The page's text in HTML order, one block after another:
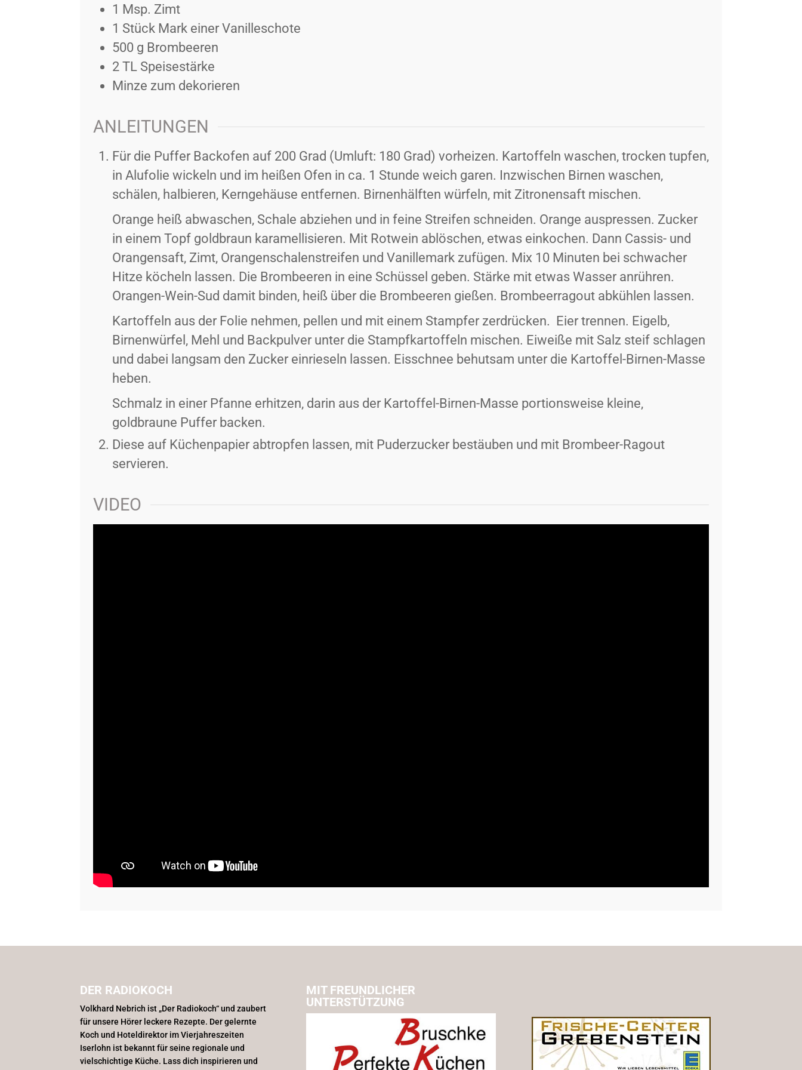
1 Msp. Zimt
1 Stück Mark einer Vanilleschote
500 g Brombeeren
2 TL Speisestärke
Minze zum dekorieren
ANLEITUNGEN
Für die Puffer Backofen auf 200 Grad (Umluft: 180 Grad) vorheizen. Kartoffeln waschen, trocken tupfen,
in Alufolie wickeln und im heißen Ofen in ca. 1 Stunde weich garen. Inzwischen Birnen waschen,
schälen, halbieren, Kerngehäuse entfernen. Birnenhälften würfeln, mit Zitronensaft mischen.
Orange heiß abwaschen, Schale abziehen und in feine Streifen schneiden. Orange auspressen. Zucker
in einem Topf goldbraun karamellisieren. Mit Rotwein ablöschen, etwas einkochen. Dann Cassis- und
Orangensaft, Zimt, Orangenschalenstreifen und Vanillemark zufügen. Mix 10 Minuten bei schwacher
Hitze köcheln lassen. Die Brombeeren in eine Schüssel geben. Stärke mit etwas Wasser anrühren.
Orangen-Wein-Sud damit binden, heiß über die Brombeeren gießen. Brombeerragout abkühlen lassen.
Kartoffeln aus der Folie nehmen, pellen und mit einem Stampfer zerdrücken. Eier trennen. Eigelb,
Birnenwürfel, Mehl und Backpulver unter die Stampfkartoffeln mischen. Eiweiße mit Salz steif schlagen
und dabei langsam den Zucker einrieseln lassen. Eisschnee behutsam unter die Kartoffel-Birnen-Masse
heben.
Schmalz in einer Pfanne erhitzen, darin aus der Kartoffel-Birnen-Masse portionsweise kleine,
goldbraune Puffer backen.
Diese auf Küchenpapier abtropfen lassen, mit Puderzucker bestäuben und mit Brombeer-Ragout
servieren.
VIDEO
DER RADIOKOCH
Volkhard Nebrich ist „Der Radiokoch“ und zaubert
für unsere Hörer leckere Rezepte. Der gelernte
Koch und Hoteldirektor im Vierjahreszeiten
Iserlohn ist bekannt für seine regionale und
vielschichtige Küche. Lass dich inspirieren und
MIT FREUNDLICHER
UNTERSTÜTZUNG